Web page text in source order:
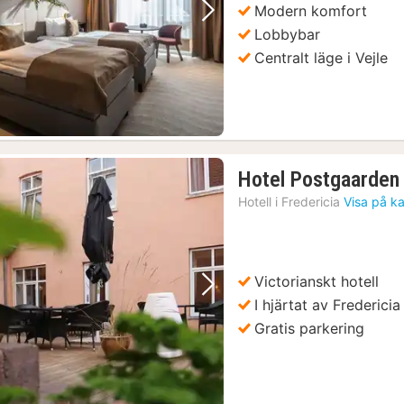
Föregående bild Nästa bild
Modern komfort
Lobbybar
Centralt läge i Vejle
Föregående bild Nästa bild
Hotel Postgaarden
Hotell i Fredericia Visa på
Victorianskt hotell
I hjärtat av Fredericia
Gratis parkering